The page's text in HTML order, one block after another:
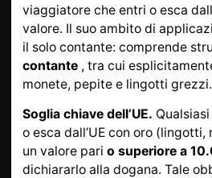
viaggiatore che entri o esca
valore. Il suo ambito di
il solo contante: comprende
contante , tra cui
monete, pepite e lingotti grezzi.
Soglia chiave dell’UE.
o esca dall’UE con oro
un valore pari o superiore a
dichiararlo alla dogana. Tale